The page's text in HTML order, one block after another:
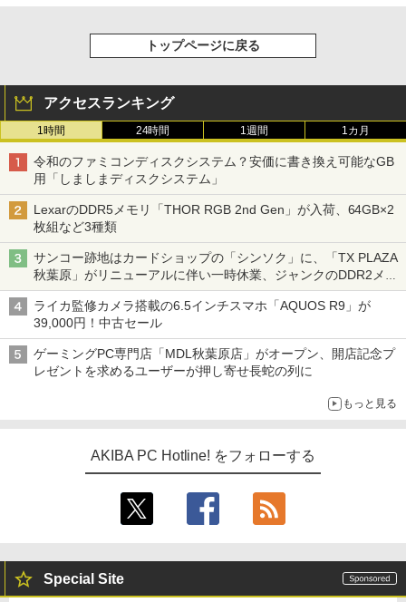
トップページに戻る
アクセスランキング
1時間 24時間 1週間 1カ月
令和のファミコンディスクシステム？安価に書き換え可能なGB
用「しましまディスクシステム」
LexarのDDR5メモリ「THOR RGB 2nd Gen」が入荷、64GB×2
枚組など3種類
サンコー跡地はカードショップの「シンソク」に、「TX PLAZA
秋葉原」がリニューアルに伴い一時休業、ジャンクのDDR2メモ
リが100円で販売など～ 最近の秋葉原 ～
ライカ監修カメラ搭載の6.5インチスマホ「AQUOS R9」が
39,000円！中古セール
ゲーミングPC専門店「MDL秋葉原店」がオープン、開店記念プ
レゼントを求めるユーザーが押し寄せ長蛇の列に
もっと見る
AKIBA PC Hotline! をフォローする
Special Site